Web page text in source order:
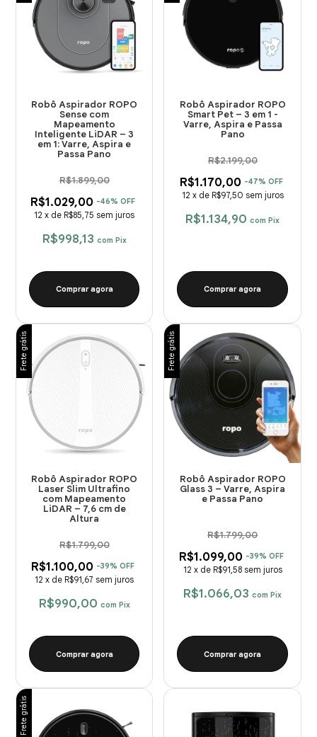
Robô Aspirador ROPO
Sense com
Mapeamento
Inteligente LiDAR – 3
em 1: Varre, Aspira e
Passa Pano
R$1.029,00 -46%OFF
R$1.899,00
R$998,13 com Pix
12 x de R$85,75 sem juros
Comprar agora
Robô Aspirador ROPO
Smart Pet – 3 em 1 -
Varre, Aspira e Passa
Pano
R$1.170,00 -47% OFF
R$2.199,00
R$1.134,90com Pix
12 x de R$97,50 sem juros
Comprar agora
Frete grátis
Robô Aspirador ROPO
Laser Slim Ultrafino
com Mapeamento
LiDAR – 7,6 cm de
Altura
R$1.100,00 -39%OFF
R$1.799,00
R$990,00 com Pix
12 x de R$91,67 sem juros
Comprar agora
Frete grátis
Robô Aspirador ROPO
Glass 3 – Varre, Aspira
e Passa Pano
R$1.099,00 -39% OFF
R$1.799,00
R$1.066,03com Pix
12 x de R$91,58 sem juros
Comprar agora
Frete grátis